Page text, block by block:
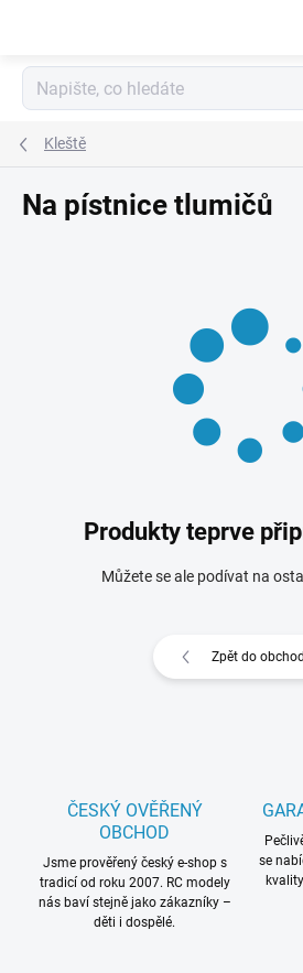
Kleště
Na pístnice tlumičů
Produkty teprve
Můžete se ale podívat na
Zpět do
ČESKÝ OVĚŘENÝ
OBCHOD
Jsme prověřený český e-shop s
tradicí od roku 2007. RC modely
nás baví stejně jako zákazníky –
děti i dospělé.
se